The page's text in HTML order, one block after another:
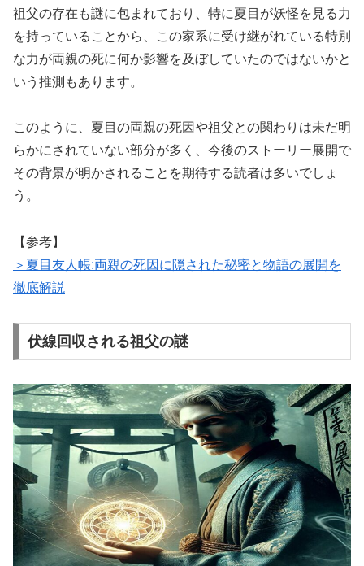
祖父の存在も謎に包まれており、特に夏目が妖怪を見る力
を持っていることから、この家系に受け継がれている特別
な力が両親の死に何か影響を及ぼしていたのではないかと
いう推測もあります。
このように、夏目の両親の死因や祖父との関わりは未だ明
らかにされていない部分が多く、今後のストーリー展開で
その背景が明かされることを期待する読者は多いでしょ
う。
【参考】
＞夏目友人帳:両親の死因に隠された秘密と物語の展開を
徹底解説
伏線回収される祖父の謎